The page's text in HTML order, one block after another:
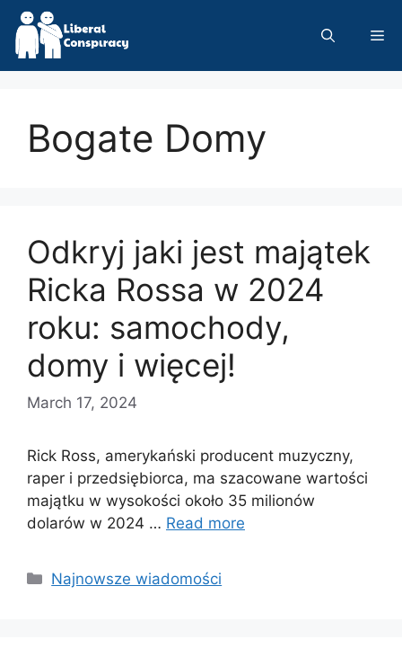
Skip
content
Bogate Domy
Odkryj jaki jest majątek
Ricka Rossa w 2024
roku: samochody,
domy i więcej!
March 17, 2024
Rick Ross, amerykański producent muzyczny,
raper i przedsiębiorca, ma szacowane wartości
majątku w wysokości około 35 milionów
dolarów w 2024 … Read more
Categories
Najnowsze wiadomości